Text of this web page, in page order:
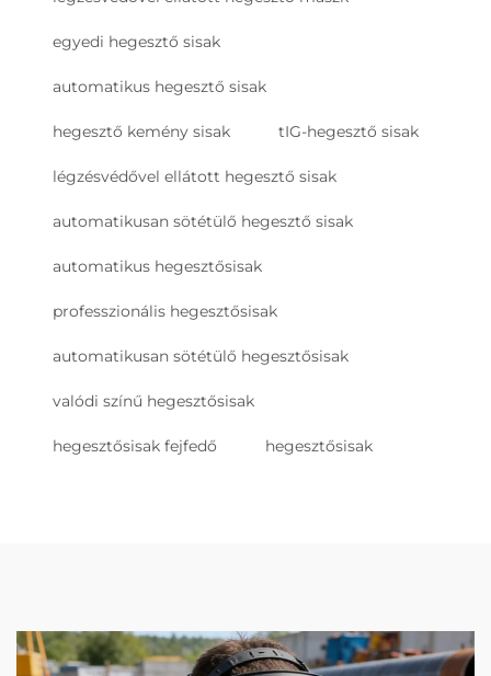
egyedi hegesztő sisak
automatikus hegesztő sisak
hegesztő kemény sisak tIG-hegesztő sisak
légzésvédővel ellátott hegesztő sisak
automatikusan sötétülő hegesztő sisak
automatikus hegesztősisak
professzionális hegesztősisak
automatikusan sötétülő hegesztősisak
valódi színű hegesztősisak
hegesztősisak fejfedő hegesztősisak